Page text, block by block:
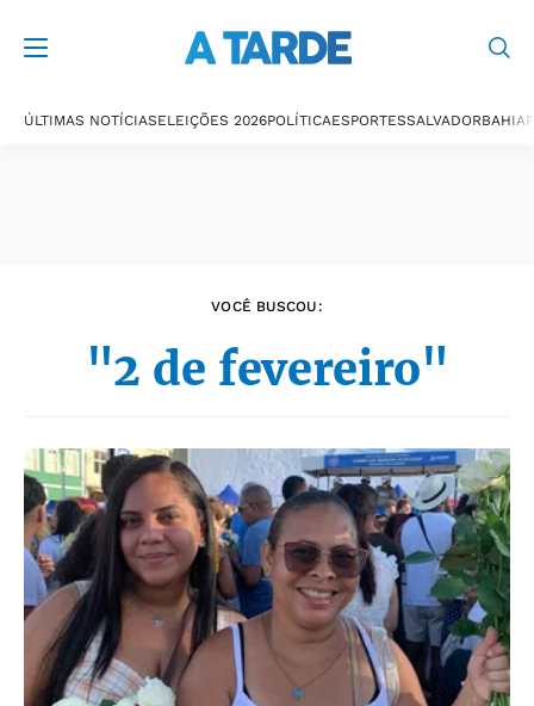
ÚLTIMAS NOTÍCIASELEIÇÕES 2026POLÍTICAESPORTESSALVADORBAHIA
VOCÊ BUSCOU:
"2 de fevereiro"